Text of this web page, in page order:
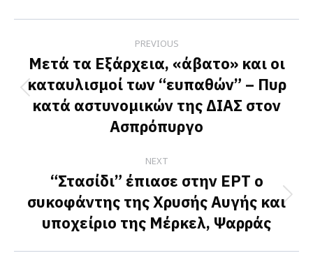
Facebook
X
LinkedIn
navigation
PREVIOUS
Previous
post:
Μετά τα Εξάρχεια, «άβατο» και οι
καταυλισμοί των “ευπαθών” – Πυρ
κατά αστυνομικών της ΔΙΑΣ στον
Ασπρόπυργο
NEXT
Next
post:
“Στασίδι” έπιασε στην ΕΡΤ ο
συκοφάντης της Χρυσής Αυγής και
υποχείριο της Μέρκελ, Ψαρράς